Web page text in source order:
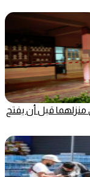
منزلهما قبل أن يفتح